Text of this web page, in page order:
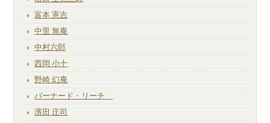
富本 憲吉
中里 無庵
中村六郎
西岡 小十
野崎 幻庵
バーナード・リーチ
濱田 庄司